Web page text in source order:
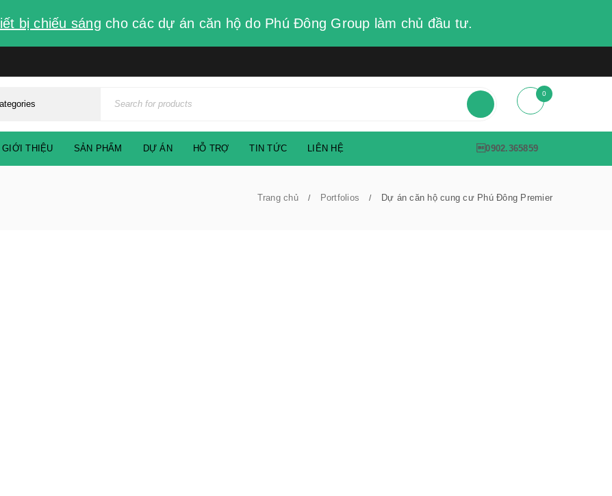
bị chiếu sáng cho các dự án căn hộ do Phú Đông Group làm chủ đầu tư.
0
GIỚI THIỆU SẢN PHẨM DỰ ÁN HỖ TRỢ TIN TỨC LIÊN HỆ 0902.365859
Trang chủ / Portfolios / Dự án căn hộ cung cư Phú Đông Premier